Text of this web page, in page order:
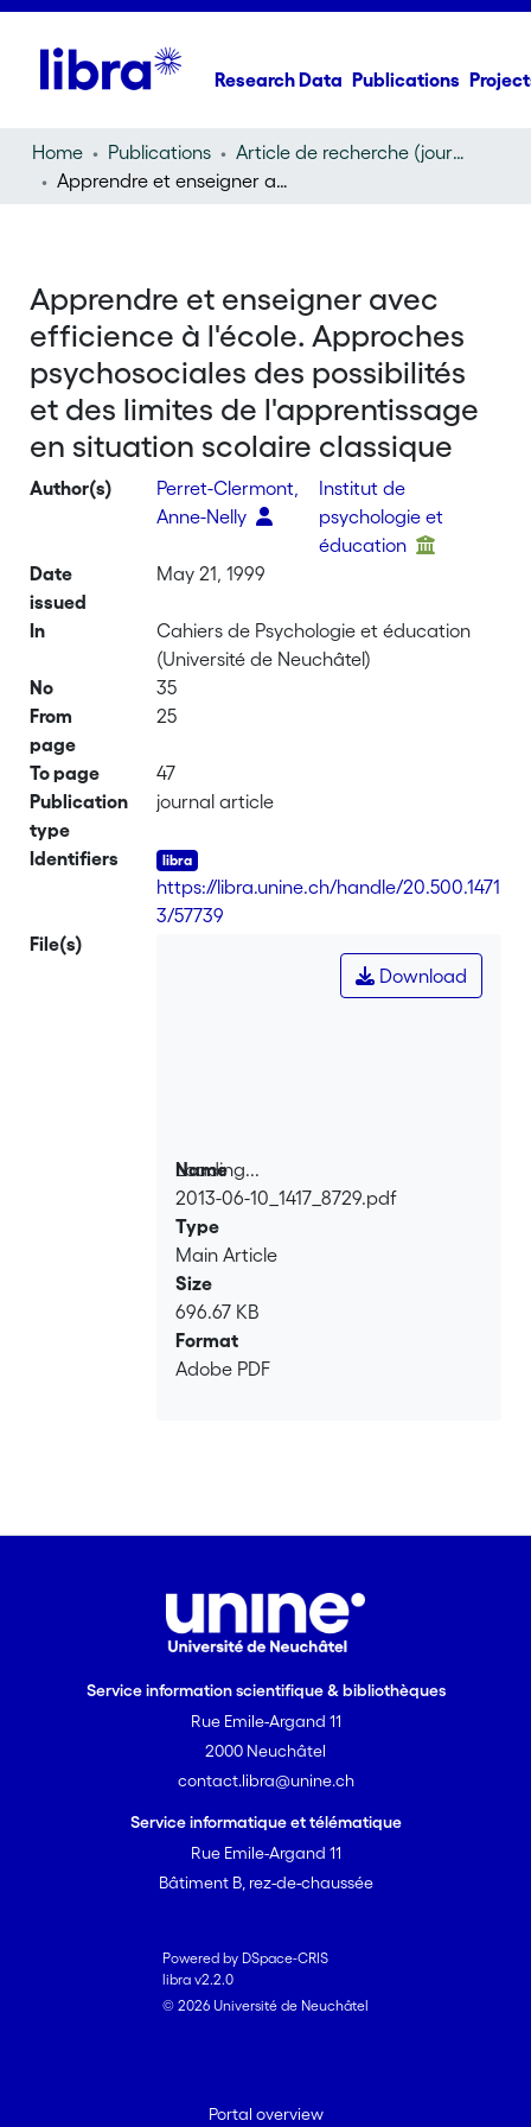
Research Data Publications
Home Publications
Article de recherche (journal article)
Apprendre et enseigner avec efficience à l'école. Approches psychosociales des possibilités et des limites de l'apprentissage en situation scolaire classique
Apprendre et enseigner avec
efficience à l'école. Approches
psychosociales des possibilités
et des limites de l'apprentissage
en situation scolaire classique
Author(s)
Perret-Clermont,
Anne-Nelly
Institut de
psychologie et
éducation
Date
issued
May 21, 1999
In
Cahiers de Psychologie et éducation
(Université de Neuchâtel)
No
35
From
page
25
To page
47
Publication
type
journal article
Identifiers
https://libra.unine.ch/handle/20.500.1471
3/57739
File(s)
Loading...
Loading...
Download
Name
2013-06-10_1417_8729.pdf
Type
Main Article
Size
696.67 KB
Format
Adobe PDF
Service information scientifique & bibliothèques
Rue Emile-Argand 11
2000 Neuchâtel
contact.libra@unine.ch
Service informatique et télématique
Rue Emile-Argand 11
Bâtiment B, rez-de-chaussée
Powered by DSpace-CRIS
libra v2.2.0
© 2026 Université de Neuchâtel
Portal overview